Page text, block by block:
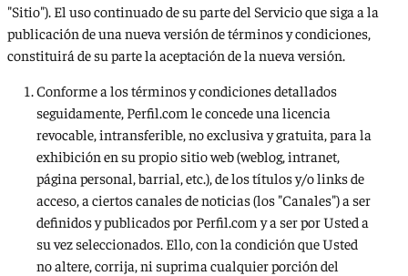
"Sitio"). El uso continuado de su parte del Servicio que siga a la
publicación de una nueva versión de términos y condiciones,
constituirá de su parte la aceptación de la nueva versión.
Conforme a los términos y condiciones detallados
seguidamente, Perfil.com le concede una licencia
revocable, intransferible, no exclusiva y gratuita, para la
exhibición en su propio sitio web (weblog, intranet,
página personal, barrial, etc.), de los títulos y/o links de
acceso, a ciertos canales de noticias (los "Canales") a ser
definidos y publicados por Perfil.com y a ser por Usted a
su vez seleccionados. Ello, con la condición que Usted
no altere, corrija, ni suprima cualquier porción del